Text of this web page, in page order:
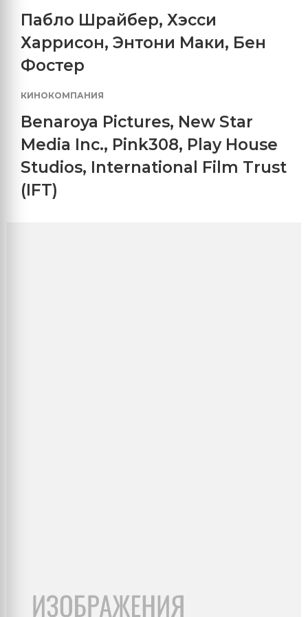
Пабло Шрайбер, Хэсси
Харрисон, Энтони Маки, Бен
Фостер
КИНОКОМПАНИЯ
Benaroya Pictures, New Star
Media Inc., Pink308, Play House
Studios, International Film Trust
(IFT)